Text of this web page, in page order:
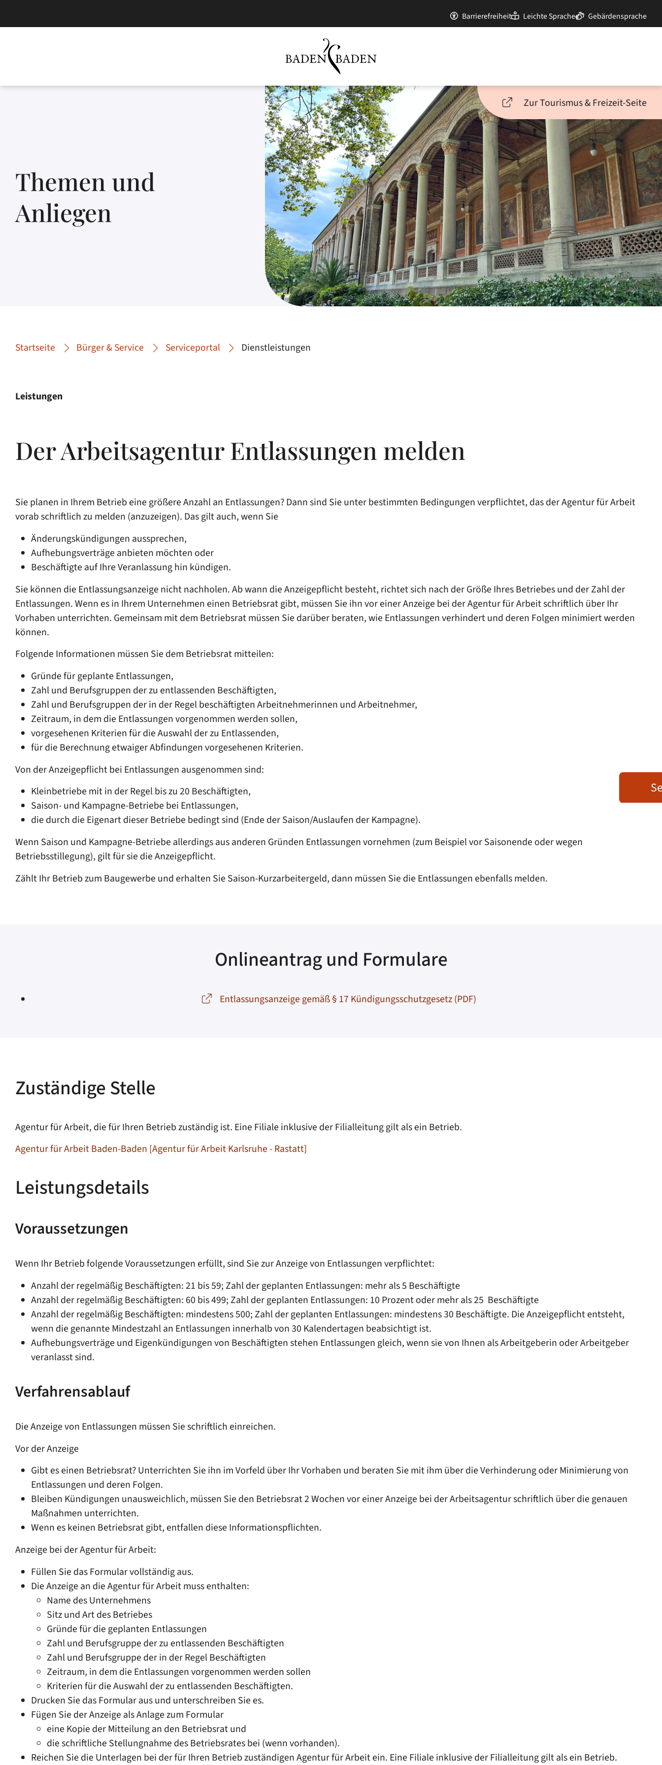
Barrierefreiheit Leichte Sprache Gebärdensprache
Zur Tourismus & Freizeit-Seite
Themen und
Anliegen
Startseite Bürger & Service Serviceportal Dienstleistungen
Leistungen
Der Arbeitsagentur Entlassungen melden
Sie planen in Ihrem Betrieb eine größere Anzahl an Entlassungen? Dann sind Sie unter bestimmten Bedingungen verpflichtet, das der Agentur für Arbeit
vorab schriftlich zu melden (anzuzeigen). Das gilt auch, wenn Sie
Änderungskündigungen aussprechen,
Aufhebungsverträge anbieten möchten oder
Beschäftigte auf Ihre Veranlassung hin kündigen.
Sie können die Entlassungsanzeige nicht nachholen. Ab wann die Anzeigepflicht besteht, richtet sich nach der Größe Ihres Betriebes und der Zahl der
Entlassungen. Wenn es in Ihrem Unternehmen einen Betriebsrat gibt, müssen Sie ihn vor einer Anzeige bei der Agentur für Arbeit schriftlich über Ihr
Vorhaben unterrichten. Gemeinsam mit dem Betriebsrat müssen Sie darüber beraten, wie Entlassungen verhindert und deren Folgen minimiert werden
können.
Folgende Informationen müssen Sie dem Betriebsrat mitteilen:
Gründe für geplante Entlassungen,
Zahl und Berufsgruppen der zu entlassenden Beschäftigten,
Zahl und Berufsgruppen der in der Regel beschäftigten Arbeitnehmerinnen und Arbeitnehmer,
Zeitraum, in dem die Entlassungen vorgenommen werden sollen,
vorgesehenen Kriterien für die Auswahl der zu Entlassenden,
für die Berechnung etwaiger Abfindungen vorgesehenen Kriterien.
Von der Anzeigepflicht bei Entlassungen ausgenommen sind:
Kleinbetriebe mit in der Regel bis zu 20 Beschäftigten,
Saison- und Kampagne-Betriebe bei Entlassungen,
die durch die Eigenart dieser Betriebe bedingt sind (Ende der Saison/Auslaufen der Kampagne).
Wenn Saison und Kampagne-Betriebe allerdings aus anderen Gründen Entlassungen vornehmen (zum Beispiel vor Saisonende oder wegen
Betriebsstillegung), gilt für sie die Anzeigepflicht.
Zählt Ihr Betrieb zum Baugewerbe und erhalten Sie Saison-Kurzarbeitergeld, dann müssen Sie die Entlassungen ebenfalls melden.
Onlineantrag und Formulare
Entlassungsanzeige gemäß § 17 Kündigungsschutzgesetz (PDF)
Zuständige Stelle
Agentur für Arbeit, die für Ihren Betrieb zuständig ist. Eine Filiale inklusive der Filialleitung gilt als ein Betrieb.
Agentur für Arbeit Baden-Baden [Agentur für Arbeit Karlsruhe - Rastatt]
Leistungsdetails
Voraussetzungen
Wenn Ihr Betrieb folgende Voraussetzungen erfüllt, sind Sie zur Anzeige von Entlassungen verpflichtet:
Anzahl der regelmäßig Beschäftigten: 21 bis 59; Zahl der geplanten Entlassungen: mehr als 5 Beschäftigte
Anzahl der regelmäßig Beschäftigten: 60 bis 499; Zahl der geplanten Entlassungen: 10 Prozent oder mehr als 25 Beschäftigte
Anzahl der regelmäßig Beschäftigten: mindestens 500; Zahl der geplanten Entlassungen: mindestens 30 Beschäftigte. Die Anzeigepflicht entsteht,
wenn die genannte Mindestzahl an Entlassungen innerhalb von 30 Kalendertagen beabsichtigt ist.
Aufhebungsverträge und Eigenkündigungen von Beschäftigten stehen Entlassungen gleich, wenn sie von Ihnen als Arbeitgeberin oder Arbeitgeber
veranlasst sind.
Verfahrensablauf
Die Anzeige von Entlassungen müssen Sie schriftlich einreichen.
Vor der Anzeige
Gibt es einen Betriebsrat? Unterrichten Sie ihn im Vorfeld über Ihr Vorhaben und beraten Sie mit ihm über die Verhinderung oder Minimierung von
Entlassungen und deren Folgen.
Bleiben Kündigungen unausweichlich, müssen Sie den Betriebsrat 2 Wochen vor einer Anzeige bei der Arbeitsagentur schriftlich über die genauen
Maßnahmen unterrichten.
Wenn es keinen Betriebsrat gibt, entfallen diese Informationspflichten.
Anzeige bei der Agentur für Arbeit:
Füllen Sie das Formular vollständig aus.
Die Anzeige an die Agentur für Arbeit muss enthalten:
Name des Unternehmens
Sitz und Art des Betriebes
Gründe für die geplanten Entlassungen
Zahl und Berufsgruppe der zu entlassenden Beschäftigten
Zahl und Berufsgruppe der in der Regel Beschäftigten
Zeitraum, in dem die Entlassungen vorgenommen werden sollen
Kriterien für die Auswahl der zu entlassenden Beschäftigten.
Drucken Sie das Formular aus und unterschreiben Sie es.
Fügen Sie der Anzeige als Anlage zum Formular
eine Kopie der Mitteilung an den Betriebsrat und
die schriftliche Stellungnahme des Betriebsrates bei (wenn vorhanden).
Reichen Sie die Unterlagen bei der für Ihren Betrieb zuständigen Agentur für Arbeit ein. Eine Filiale inklusive der Filialleitung gilt als ein Betrieb.